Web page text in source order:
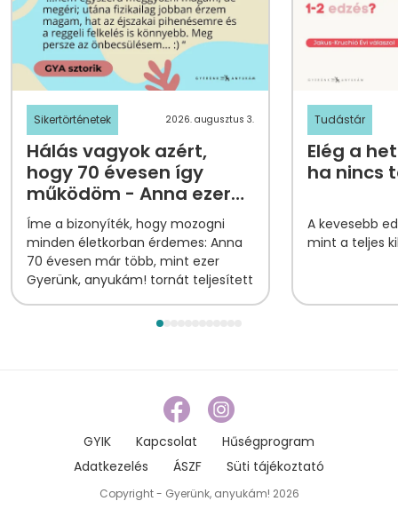
Sikertörténetek 2026. augusztus 3.
Hálás vagyok azért,
hogy 70 évesen így
működöm - Anna ezer
tornapontjának
története
Íme a bizonyíték, hogy mozogni
minden életkorban érdemes: Anna
70 évesen már több, mint ezer
Gyerünk, anyukám! tornát teljesített
Tudástár
Elég a
ha nincs
A kevesebb
mint a teljes
GYIK Kapcsolat
Hűségprogram
Adatkezelés
ÁSZF Süti tájékoztató
Copyright - Gyerünk, anyukám! 2026